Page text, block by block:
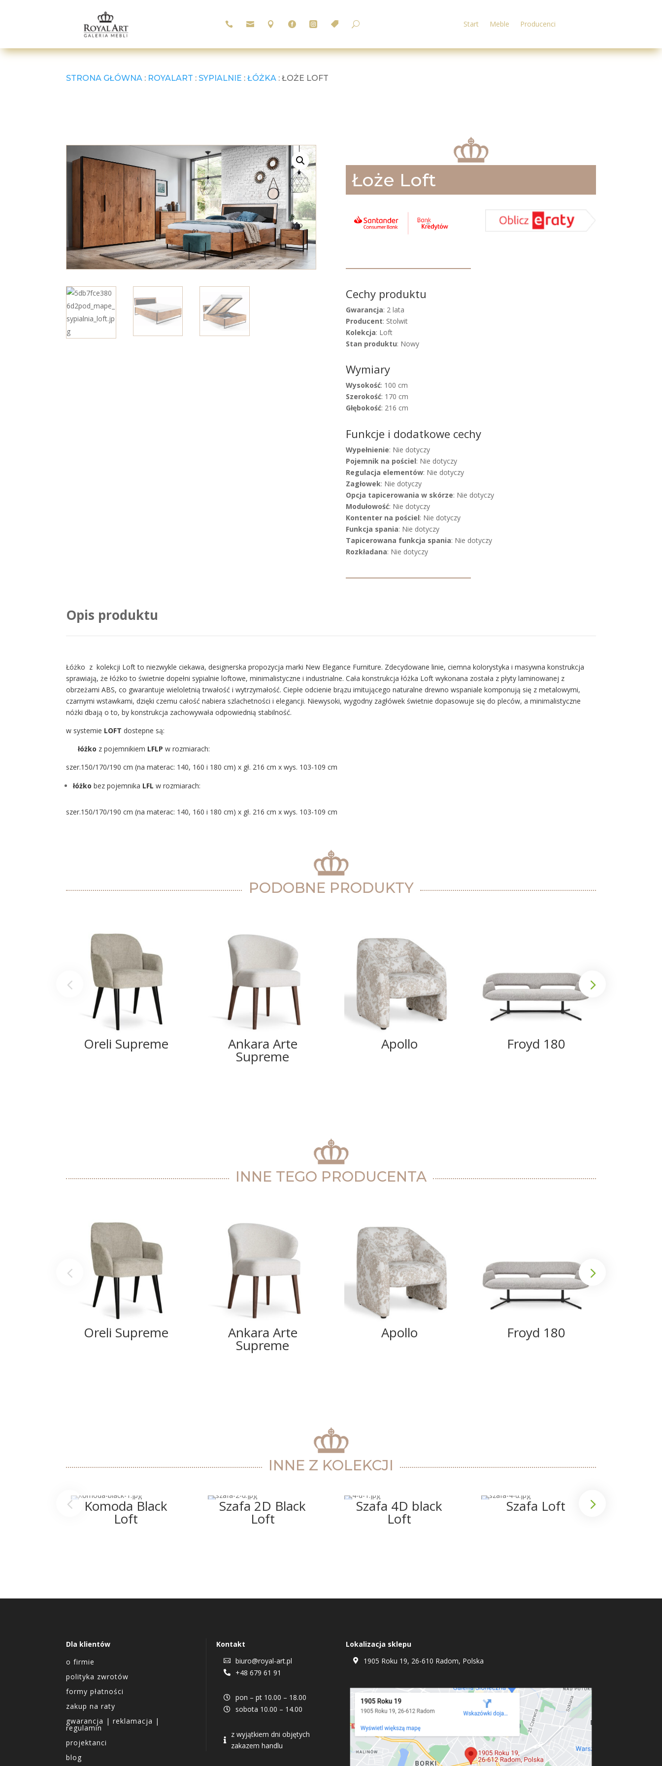
      U Start Meble Producenci
STRONA GŁÓWNA : ROYALART : SYPIALNIE :ŁÓŻKA : ŁOŻE LOFT
Łoże Loft
Cechy produktu
Gwarancja: 2 lata
Producent: Stolwit
Kolekcja: Loft
Stan produktu: Nowy
Wymiary
Wysokość: 100 cm
Szerokość: 170 cm
Głębokość: 216 cm
Funkcje i dodatkowe cechy
Wypełnienie: Nie dotyczy
Pojemnik na pościel: Nie dotyczy
Regulacja elementów: Nie dotyczy
Zagłowek: Nie dotyczy
Opcja tapicerowania w skórze: Nie dotyczy
Modułowość: Nie dotyczy
Kontenter na pościel: Nie dotyczy
Funkcja spania: Nie dotyczy
Tapicerowana funkcja spania: Nie dotyczy
Rozkładana: Nie dotyczy
Opis produktu
Łóżko z kolekcji Loft to niezwykle ciekawa, designerska propozycja marki New Elegance Furniture. Zdecydowane linie, ciemna kolorystyka i masywna konstrukcja
sprawiają, że łóżko to świetnie dopełni sypialnie loftowe, minimalistyczne i industrialne. Cała konstrukcja łóżka Loft wykonana została z płyty laminowanej z
obrzeżami ABS, co gwarantuje wieloletnią trwałość i wytrzymałość. Ciepłe odcienie brązu imitującego naturalne drewno wspaniale komponują się z metalowymi,
czarnymi wstawkami, dzięki czemu całość nabiera szlachetności i elegancji. Niewysoki, wygodny zagłówek świetnie dopasowuje się do pleców, a minimalistyczne
nóżki dbają o to, by konstrukcja zachowywała odpowiednią stabilność.
w systemie LOFT dostepne są:
łóżko z pojemnikiem LFLP w rozmiarach:
szer.150/170/190 cm (na materac: 140, 160 i 180 cm) x gł. 216 cm x wys. 103-109 cm
łóżko bez pojemnika LFLw rozmiarach:
szer.150/170/190 cm (na materac: 140, 160 i 180 cm) x gł. 216 cm x wys. 103-109 cm
PODOBNE PRODUKTY
Oreli Supreme Ankara Arte
Supreme
Apollo Froyd 180
INNE TEGO PRODUCENTA
Oreli Supreme Ankara Arte
Supreme
Apollo Froyd 180
INNE Z KOLEKCJI
Komoda Black
Loft
Szafa 2D Black
Loft
Szafa 4D black
Loft
Szafa Loft
Dla klientów
o firmie
polityka zwrotów
formy płatności
zakup na raty
gwarancja | reklamacja |
regulamin
projektanci
blog
Kontakt
 biuro@royal-art.pl
 +48 679 61 91
 pon – pt 10.00 – 18.00
 sobota 10.00 – 14.00

z wyjątkiem dni objętych
zakazem handlu
Lokalizacja sklepu
 1905 Roku 19, 26-610 Radom, Polska